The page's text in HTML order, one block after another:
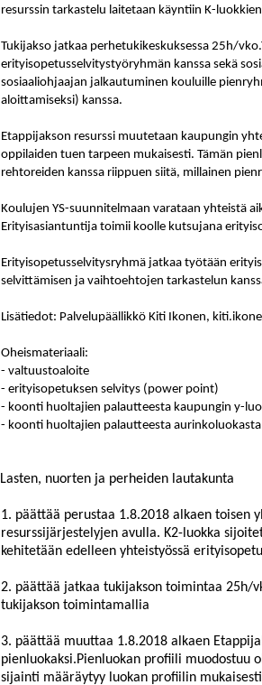
resurssin tarkastelu laitetaan käyntiin K-
Tukijakso jatkaa perhetukikeskuksessa 25h/
erityisopetusselvitystyöryhmän kanssa sekä
sosiaaliohjaajan jalkautuminen kouluille
aloittamiseksi) kanssa.
Etappijakson resurssi muutetaan kaupungin
oppilaiden tuen tarpeen mukaisesti. Tämän
rehtoreiden kanssa riippuen siitä, millainen
Koulujen YS-suunnitelmaan varataan yhteistä
Erityisasiantuntija toimii koolle kutsujana
Erityisopetusselvitysryhmä jatkaa työtään
selvittämisen ja vaihtoehtojen tarkastelun
Lisätiedot: Palvelupäällikkö Kiti Ikonen,
Oheismateriaali:
- valtuustoaloite
- erityisopetuksen selvitys (power point)
- koonti huoltajien palautteesta kaupungin y-
- koonti huoltajien palautteesta aurinkoluokasta
Lasten, nuorten ja perheiden lautakunta
1. päättää perustaa 1.8.2018 alkaen toisen
resurssijärjestelyjen avulla. K2-luokka
kehitetään edelleen yhteistyössä
2. päättää jatkaa tukijakson toimintaa 25h/
tukijakson toimintamallia
3. päättää muuttaa 1.8.2018 alkaen
pienluokaksi.Pienluokan profiili muodostuu
sijainti määräytyy luokan profiilin mukaisesti